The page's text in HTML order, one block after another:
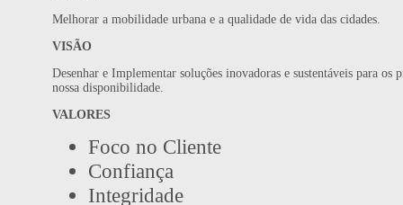
Melhorar a mobilidade urbana e a qualidade de vida das cidades.
VISÃO
Desenhar e Implementar soluções inovadoras e sustentáveis para os
nossa disponibilidade.
VALORES
Foco no Cliente
Confiança
Integridade